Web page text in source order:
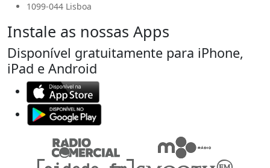
1099-044 Lisboa
Instale as nossas Apps
Disponível gratuitamente para iPhone,
iPad e Android